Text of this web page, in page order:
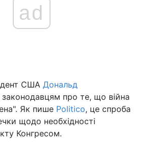
ad
США Дональд
законодавцям про те, що війна
Як пише Politico, це спроба
щодо необхідності
Конгресом.